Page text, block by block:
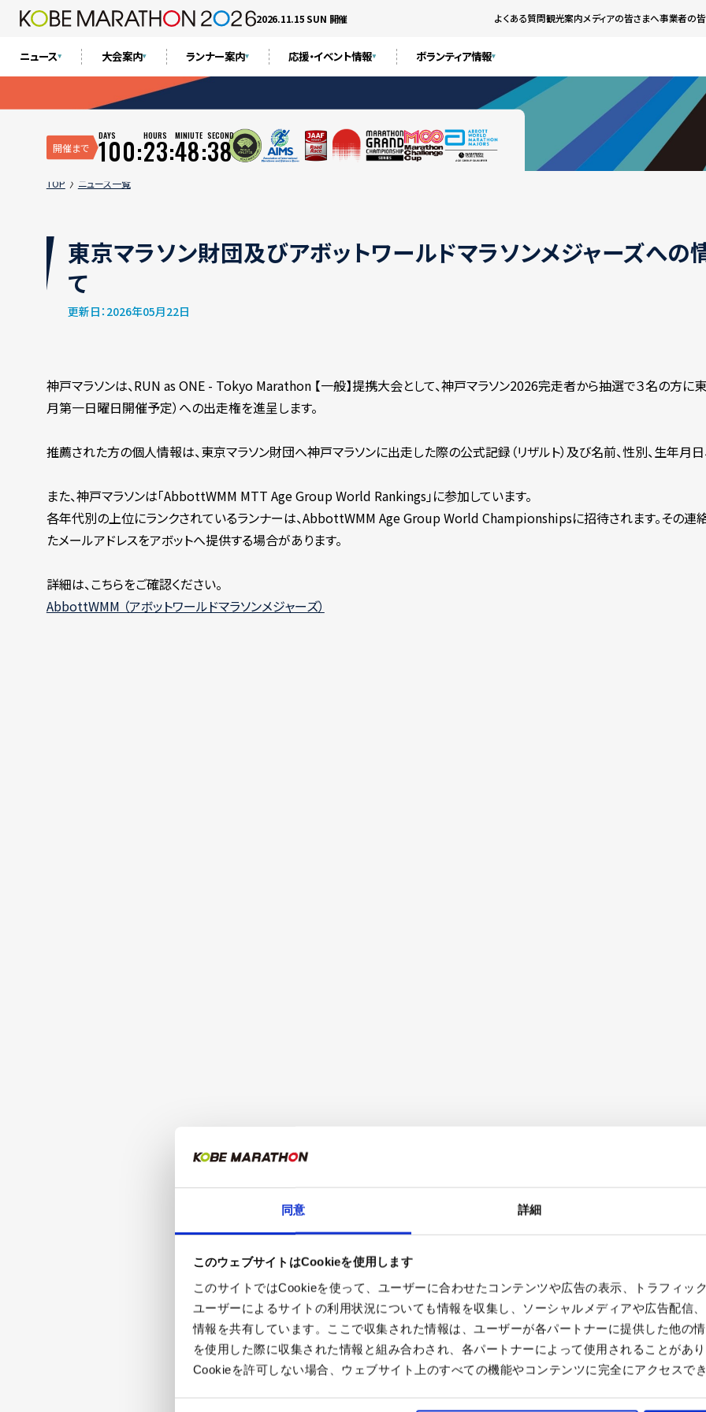
同意 詳細
このウェブサイトはCookieを使用します
このサイトではCookieを使って、ユーザーに合わせたコンテンツや広告の表示、トラフィッ
ユーザーによるサイトの利用状況についても情報を収集し、ソーシャルメディアや広告配信
情報を共有しています。ここで収集された情報は、ユーザーが各パートナーに提供した他の
を使用した際に収集された情報と組み合わされ、各パートナーによって使用されることがあ
Cookieを許可しない場合、ウェブサイト上のすべての機能やコンテンツに完全にアクセスで
2026.11.15 SUN 開催 よくある質問観光案内メディアの皆さまへ事業者の
ニュース 大会案内 ランナー案内 応援・イベント情報 ボランティア情報
開催まで 100:
DAYS 23:
HOURS 48:
MINIUTE 37
SECOND
TOP ニュース一覧
東京マラソン財団及びアボットワールドマラソンメジャーズへの
て
更新日：2026年05月22日
神戸マラソンは、RUN as ONE - Tokyo Marathon 【一般】提携大会として、神戸マラソン2026完走者から抽選で３名の方に
月第一日曜日開催予定）への出走権を進呈します。
推薦された方の個人情報は、東京マラソン財団へ神戸マラソンに出走した際の公式記録（リザルト）及び名前、性別、生年月日
また、神戸マラソンは｢AbbottWMM MTT Age Group World Rankings｣に参加しています。
各年代別の上位にランクされているランナーは、AbbottWMM Age Group World Championshipsに招待されます。その連
たメールアドレスをアボットへ提供する場合があります。
詳細は、こちらをご確認ください。
AbbottWMM （アボットワールドマラソンメジャーズ）